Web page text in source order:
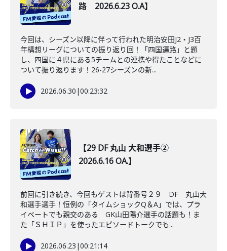
路 2026.6.23 O.A】
今回は、シーズン以降に伴って行われた明治安田J2・J3百
年構想リーグについての振り返り回！「四国遍路」と題
し、四国に４県にある5チームとの連携や得たことなどに
ついて振り返ります！26-27シーズンの新...
2026.06.30 |00:23:32
【29 DF 丸山 大和選手②
2026.6.16 OA.】
前回に引き続き、今回もゲストは背番号２９ DF 丸山大
和選手選手！恒例の「タイムショックQ＆A」では、プラ
イベートでも親交のある GK山田陽介選手の話題も！ま
た「ＳＨＩＰ」を使ったエピソードトークでも...
2026.06.23 |00:21:14